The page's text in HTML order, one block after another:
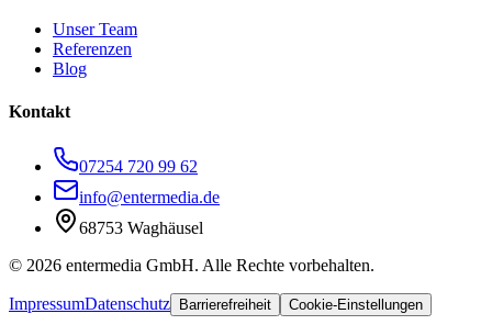
Unser Team
Referenzen
Blog
Kontakt
07254 720 99 62
info@entermedia.de
68753 Waghäusel
© 2026 entermedia GmbH. Alle Rechte vorbehalten.
ImpressumDatenschutz Barrierefreiheit Cookie-Einstellungen